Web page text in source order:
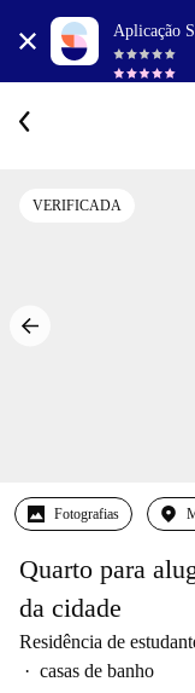
Aplicação
VERIFICADA
Fotografias
Quarto para
da cidade
Residência de
casas de banho